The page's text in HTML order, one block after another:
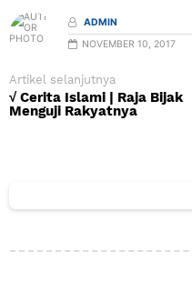
ADMIN
NOVEMBER 10, 2017
Artikel selanjutnya
√ Cerita Islami | Raja Bijak
Menguji Rakyatnya